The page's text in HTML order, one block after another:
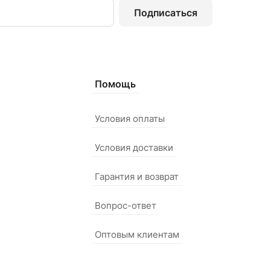
Подписаться
Помощь
Условия оплаты
Условия доставки
Гарантия и возврат
Вопрос-ответ
Оптовым клиентам